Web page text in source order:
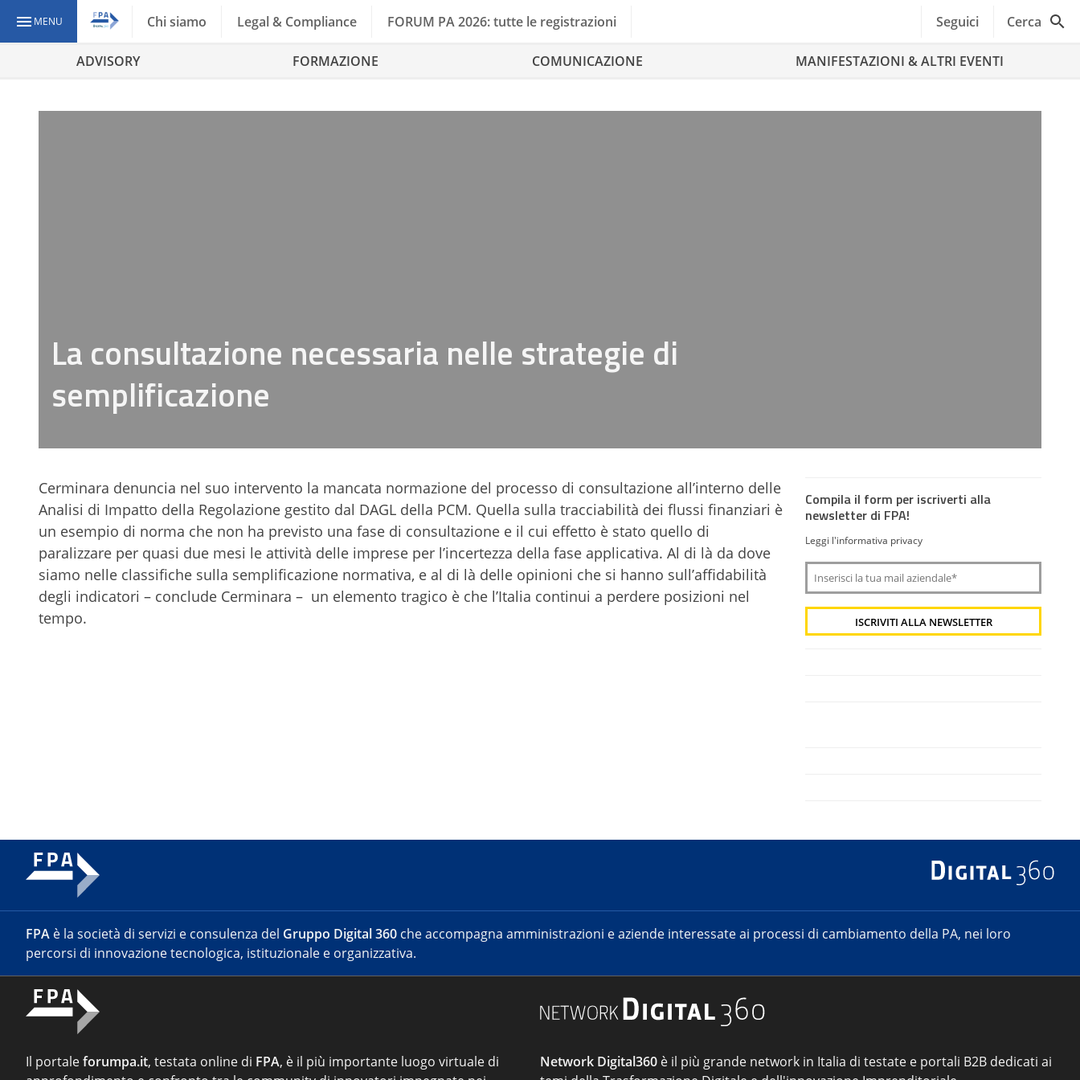
MENU Chi siamo Legal & Compliance FORUM PA 2026: tutte le registrazioni Seguici Cerca
ADVISORY FORMAZIONE COMUNICAZIONE MANIFESTAZIONI & ALTRI EVENTI
La consultazione necessaria nelle strategie di
semplificazione
Cerminara denuncia nel suo intervento la mancata normazione del processo di consultazione all’interno delle
Analisi di Impatto della Regolazione gestito dal DAGL della PCM. Quella sulla tracciabilità dei flussi finanziari è
un esempio di norma che non ha previsto una fase di consultazione e il cui effetto è stato quello di
paralizzare per quasi due mesi le attività delle imprese per l’incertezza della fase applicativa. Al di là da dove
siamo nelle classifiche sulla semplificazione normativa, e al di là delle opinioni che si hanno sull’affidabilità
degli indicatori – conclude Cerminara – un elemento tragico è che l’Italia continui a perdere posizioni nel
tempo.
Compila il form per iscriverti alla
newsletter di FPA!
Leggi l'informativa privacy
FPA è la società di servizi e consulenza del Gruppo Digital 360 che accompagna amministrazioni e aziende interessate ai processi di cambiamento della PA, nei loro
percorsi di innovazione tecnologica, istituzionale e organizzativa.
Il portaleforumpa.it, testata online di FPA, è il più importante luogo virtuale di
Network Digital360 è il più grande network in Italia di testate e portali B2B dedicati ai